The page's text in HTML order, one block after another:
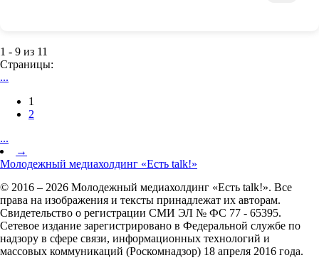
1 - 9 из 11
Страницы:
...
1
2
...
→
Молодежный медиахолдинг «Есть talk!»
© 2016 – 2026 Молодежный медиахолдинг «Есть talk!». Все
права на изображения и тексты принадлежат их авторам.
Свидетельство о регистрации СМИ ЭЛ № ФС 77 - 65395.
Сетевое издание зарегистрировано в Федеральной службе по
надзору в сфере связи, информационных технологий и
массовых коммуникаций (Роскомнадзор) 18 апреля 2016 года.